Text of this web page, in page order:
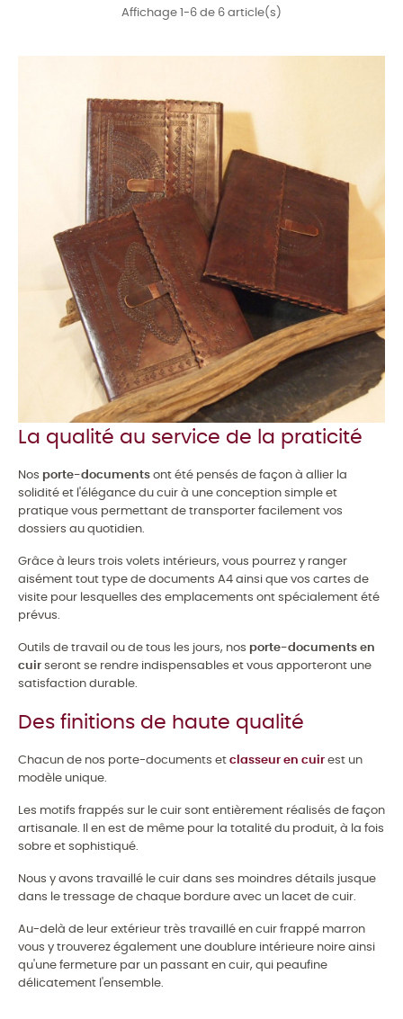
Affichage 1-6 de 6 article(s)
La qualité au service de la praticité
Nos porte-documents ont été pensés de façon à allier la
solidité et l'élégance du cuir à une conception simple et
pratique vous permettant de transporter facilement vos
dossiers au quotidien.
Grâce à leurs trois volets intérieurs, vous pourrez y ranger
aisément tout type de documents A4 ainsi que vos cartes de
visite pour lesquelles des emplacements ont spécialement été
prévus.
Outils de travail ou de tous les jours, nos porte-documents en
cuir seront se rendre indispensables et vous apporteront une
satisfaction durable.
Des finitions de haute qualité
Chacun de nos porte-documents et classeur en cuir est un
modèle unique.
Les motifs frappés sur le cuir sont entièrement réalisés de façon
artisanale. Il en est de même pour la totalité du produit, à la fois
sobre et sophistiqué.
Nous y avons travaillé le cuir dans ses moindres détails jusque
dans le tressage de chaque bordure avec un lacet de cuir.
Au-delà de leur extérieur très travaillé en cuir frappé marron
vous y trouverez également une doublure intérieure noire ainsi
qu'une fermeture par un passant en cuir, qui peaufine
délicatement l'ensemble.